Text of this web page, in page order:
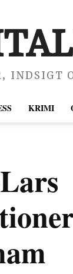
INDSIGT
KRIMI